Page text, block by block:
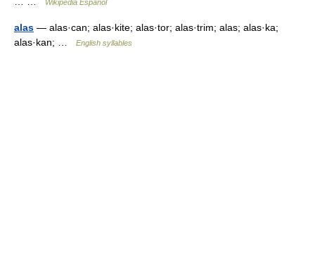
Wikipedia Español
alas — alas·can; alas·kite; alas·tor; alas·trim; alas; alas·ka;
alas·kan; …
English syllables